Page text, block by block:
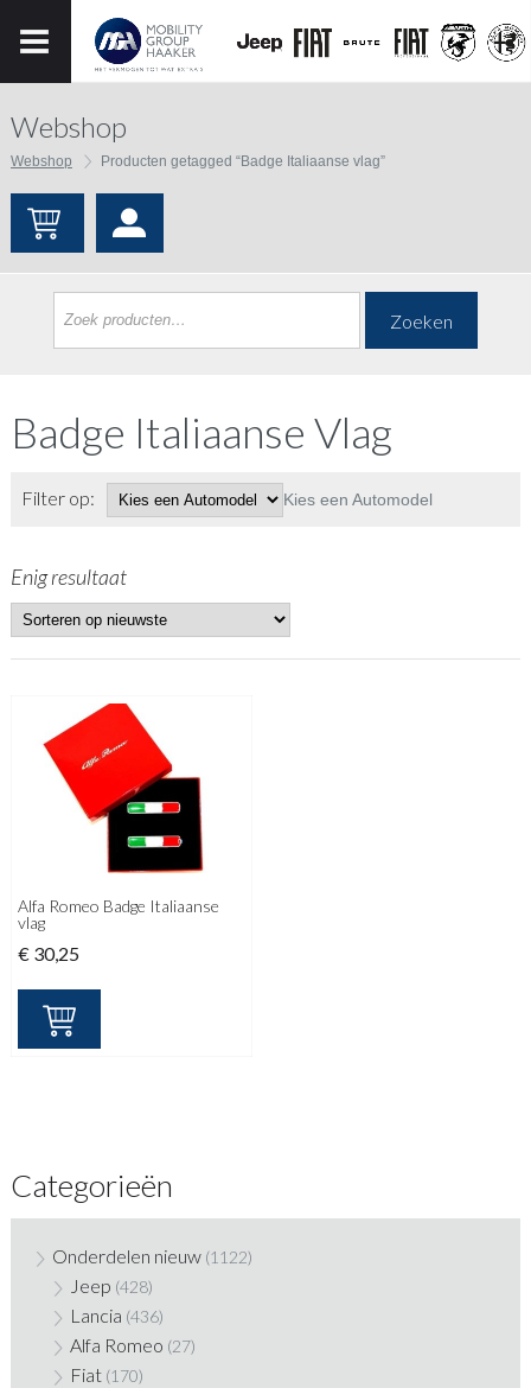
Webshop
Webshop Producten getagged “Badge Italiaanse vlag”
Zoeken
Badge Italiaanse Vlag
Filter op: Kies een Automodel
Enig resultaat
Alfa Romeo Badge Italiaanse
vlag
€ 30,25
Categorieën
Onderdelen nieuw (1122)
Jeep (428)
Lancia (436)
Alfa Romeo (27)
Fiat (170)